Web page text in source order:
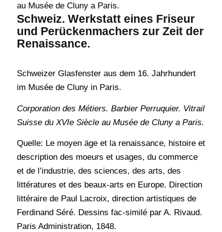
au Musée de Cluny a Paris.
Schweiz. Werkstatt eines Friseur
und Perückenmachers zur Zeit der
Renaissance.
Schweizer Glasfenster aus dem 16. Jahrhundert
im Musée de Cluny in Paris.
Corporation des Métiers. Barbier Perruquier. Vitrail
Suisse du XVIe Siècle au Musée de Cluny a Paris.
Quelle: Le moyen äge et la renaissance, histoire et
description des moeurs et usages, du commerce
et de l’industrie, des sciences, des arts, des
littératures et des beaux-arts en Europe. Direction
littéraire de Paul Lacroix, direction artistiques de
Ferdinand Séré. Dessins fac-similé par A. Rivaud.
Paris Administration, 1848.